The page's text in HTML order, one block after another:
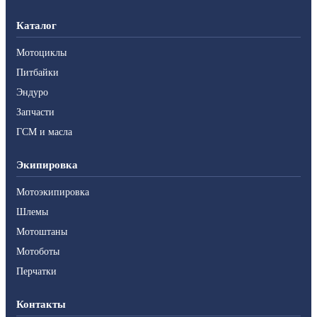
Каталог
Мотоциклы
Питбайки
Эндуро
Запчасти
ГСМ и масла
Экипировка
Мотоэкипировка
Шлемы
Мотоштаны
Мотоботы
Перчатки
Контакты